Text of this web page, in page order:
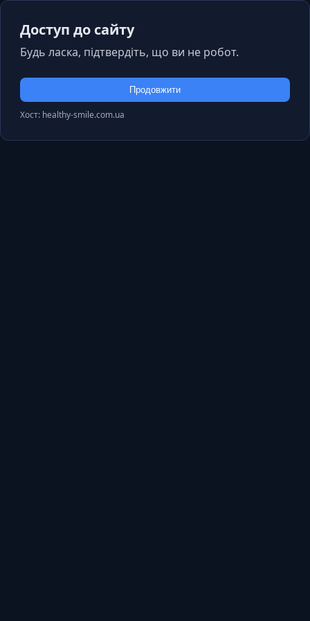
Доступ до сайту
Будь ласка, підтвердіть, що ви не робот.
Продовжити
Хост: healthy-smile.com.ua